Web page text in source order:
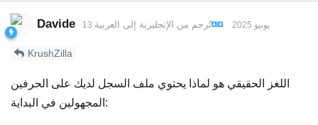
Davide 13 يونيو 2025 تُرجم من الإنجليزية إلى العربية
KrushZilla
اللغز الحقيقي هو لماذا يحتوي ملف السجل لديك على الحرفين
المجهولين في البداية: